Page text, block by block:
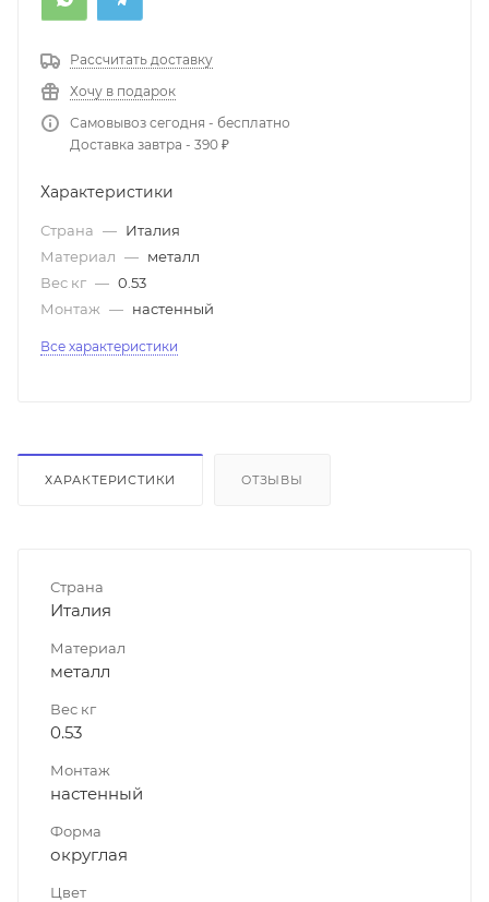
Рассчитать доставку
Хочу в подарок
Самовывоз сегодня - бесплатно
Доставка завтра - 390 ₽
Характеристики
Страна — Италия
Материал — металл
Вес кг — 0.53
Монтаж — настенный
Все характеристики
ХАРАКТЕРИСТИКИ ОТЗЫВЫ
Страна
Италия
Материал
металл
Вес кг
0.53
Монтаж
настенный
Форма
округлая
Цвет